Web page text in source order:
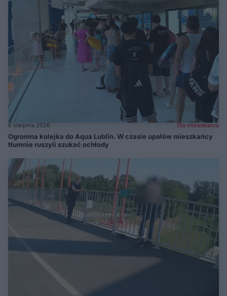
6 sierpnia 2026 Dla mieszkańca
Ogromna kolejka do Aqua Lublin. W czasie upałów mieszkańcy
tłumnie ruszyli szukać ochłody